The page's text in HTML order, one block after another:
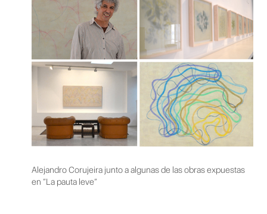
Alejandro Corujeira junto a algunas de las obras expuestas
en “La pauta leve”